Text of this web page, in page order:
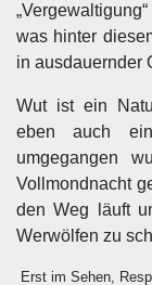
was hinter
in ausdauernder
Wut ist ein
eben auch
umgegangen
Vollmondnacht
den Weg läuft
Werwölfen zu
Erst im Sehen,